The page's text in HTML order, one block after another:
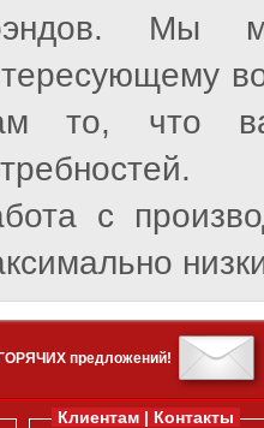
Мы
то, что
с
предложений!
Клиентам | Контакты